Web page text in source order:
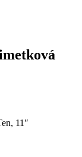
11″